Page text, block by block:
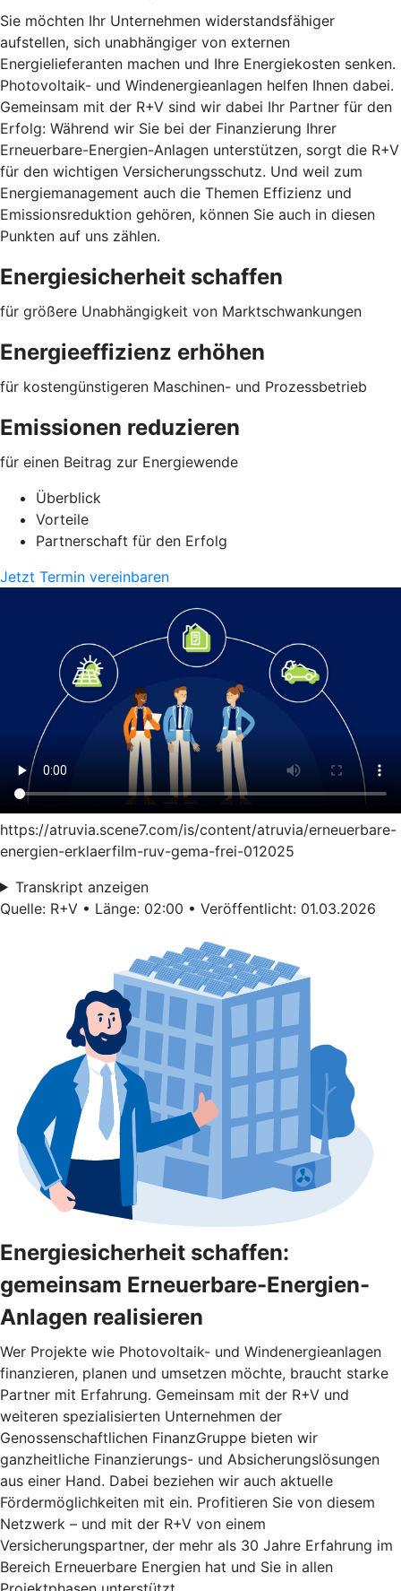
Sie möchten Ihr Unternehmen widerstandsfähiger
aufstellen, sich unabhängiger von externen
Energielieferanten machen und Ihre Energiekosten senken.
Photovoltaik- und Windenergieanlagen helfen Ihnen dabei.
Gemeinsam mit der R+V sind wir dabei Ihr Partner für den
Erfolg: Während wir Sie bei der Finanzierung Ihrer
Erneuerbare-Energien-Anlagen unterstützen, sorgt die R+V
für den wichtigen Versicherungsschutz. Und weil zum
Energiemanagement auch die Themen Effizienz und
Emissionsreduktion gehören, können Sie auch in diesen
Punkten auf uns zählen.
Energiesicherheit schaffen
für größere Unabhängigkeit von Marktschwankungen
Energieeffizienz erhöhen
für kostengünstigeren Maschinen- und Prozessbetrieb
Emissionen reduzieren
für einen Beitrag zur Energiewende
Überblick
Vorteile
Partnerschaft für den Erfolg
Jetzt Termin vereinbaren
https://atruvia.scene7.com/is/content/atruvia/erneuerbare-
energien-erklaerfilm-ruv-gema-frei-012025
Transkript anzeigen
Quelle: R+V • Länge: 02:00 • Veröffentlicht: 01.03.2026
Energiesicherheit schaffen:
gemeinsam Erneuerbare-Energien-
Anlagen realisieren
Wer Projekte wie Photovoltaik- und Windenergieanlagen
finanzieren, planen und umsetzen möchte, braucht starke
Partner mit Erfahrung. Gemeinsam mit der R+V und
weiteren spezialisierten Unternehmen der
Genossenschaftlichen FinanzGruppe bieten wir
ganzheitliche Finanzierungs- und Absicherungslösungen
aus einer Hand. Dabei beziehen wir auch aktuelle
Fördermöglichkeiten mit ein. Profitieren Sie von diesem
Netzwerk – und mit der R+V von einem
Versicherungspartner, der mehr als 30 Jahre Erfahrung im
Bereich Erneuerbare Energien hat und Sie in allen